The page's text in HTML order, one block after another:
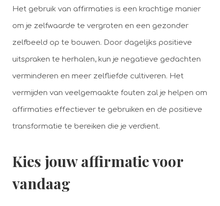
Het gebruik van affirmaties is een krachtige manier
om je zelfwaarde te vergroten en een gezonder
zelfbeeld op te bouwen. Door dagelijks positieve
uitspraken te herhalen, kun je negatieve gedachten
verminderen en meer zelfliefde cultiveren. Het
vermijden van veelgemaakte fouten zal je helpen om
affirmaties effectiever te gebruiken en de positieve
transformatie te bereiken die je verdient.
Kies jouw affirmatie voor
vandaag